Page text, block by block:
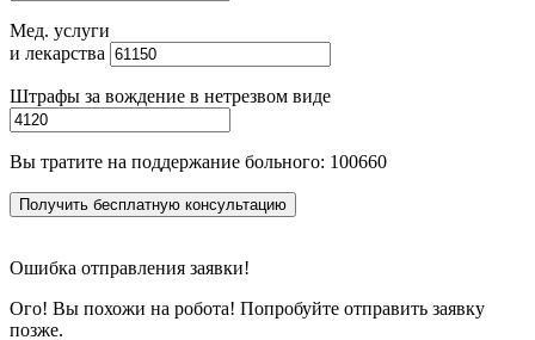
Мед. услуги
и лекарства
Штрафы за вождение в нетрезвом виде
Вы тратите на поддержание больного: 100660
Получить бесплатную консультацию
Ошибка отправления заявки!
Ого! Вы похожи на робота! Попробуйте отправить заявку
позже.